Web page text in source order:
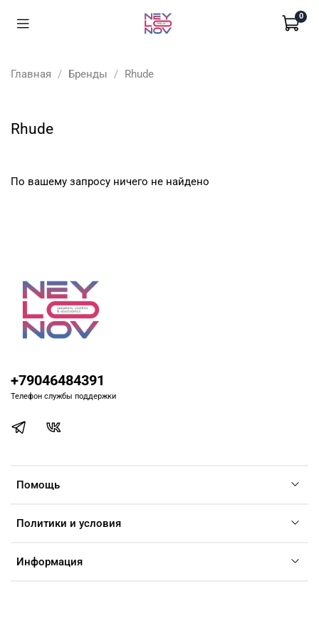
0
Главная Бренды Rhude
Rhude
По вашему запросу ничего не найдено
Помощь
Политики и условия
Информация
+79046484391
Телефон службы поддержки